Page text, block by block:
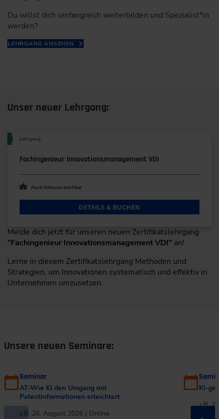
Du willst dich umfangreich weiterbilden und Spezialist*in
werden?
LEHRGANG ANSEHEN
Unser neuer Lehrgang:
Lehrgang
Fachingenieur Innovationsmanagement VDI
Auch Inhouse buchbar
DETAILS & BUCHEN
Melde dich jetzt für unseren neuen Zertifikatslehrgang
"Fachingenieur Innovationsmanagement VDI" an!
Lerne in diesem Zertifikatslehrgang Methoden und
Strategien, um Innovationen systematisch und effektiv in
Unternehmen umzusetzen.
Unsere neuen Seminare:
Seminar
AT-Wie KI den Umgang mit
Patentinformationen erleichtert
z.B. 26. August 2026 | Online
KI-
z.B.